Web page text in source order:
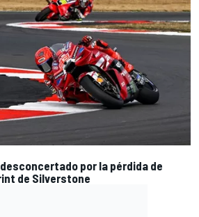
por la pérdida de
de Silverstone